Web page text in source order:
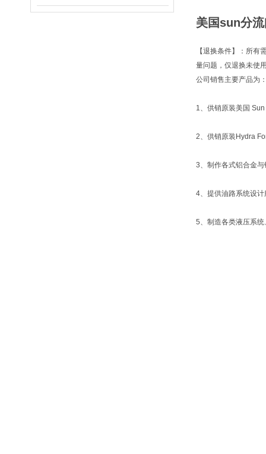
美国sun分
【退换条件】：所
量问题，仅退换未使
公司销售主要产品为
1、供销原装美国
2、供销原装Hydra
3、制作各式铝合金与
4、提供油路系统设
5、制造各类液压系